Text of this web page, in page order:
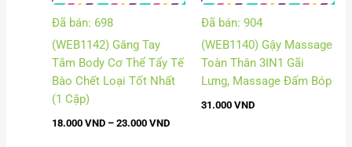
Đã bán: 698
(WEB1142) Găng Tay
Tắm Body Cơ Thể Tẩy Tế
Bào Chết Loại Tốt Nhất
(1 Cặp)
18.000VND – 23.000VND
Đã bán: 904
(WEB1140) Gậy Massage
Toàn Thân 3IN1 Gãi
Lưng, Massage Đấm Bóp
31.000 VND